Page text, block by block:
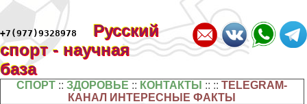
+7(977)9328978
Русский
спорт - научная
база
СПОРТ ::ЗДОРОВЬЕ :: КОНТАКТЫ :: ::TELEGRAM-
КАНАЛ ИНТЕРЕСНЫЕ ФАКТЫ